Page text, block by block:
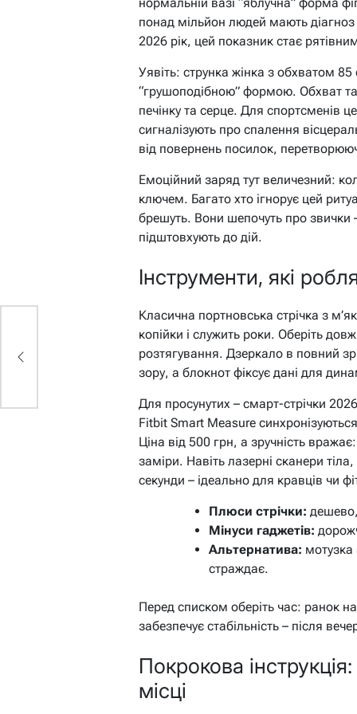
понад мільйон людей мають
2026 рік, цей показник стає
Уявіть: струнка жінка з обхватом
“грушоподібною” формою. Обхват
печінку та серце. Для спортсменів
сигналізують про спалення
від повернень посилок,
Емоційний заряд тут величезний:
ключем. Багато хто ігнорує цей
брешуть. Вони шепочуть про звички
підштовхують до дій.
Інструменти, які
Класична портновська стрічка з
копійки і служить роки. Оберіть
розтягування. Дзеркало в повний
зору, а блокнот фіксує дані для
Для просунутих – смарт-стрічки
Fitbit Smart Measure
Ціна від 500 грн, а зручність
заміри. Навіть лазерні сканери
секунди – ідеально для кравців чи
Плюси стрічки:
Мінуси гаджетів:
Альтернатива: мотузка
страждає.
Перед списком оберіть час: ранок
забезпечує стабільність – після
Покрокова
місці